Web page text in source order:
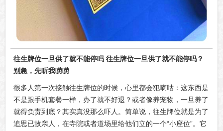
往生牌位一旦供了就不能停吗 往生牌位一旦供了就不能停吗？
别急，先听我唠唠
很多人第一次接触往生牌位的时候，心里都会犯嘀咕：这东西是
不是跟手机套餐一样，办了就不好退？或者像养宠物，一旦养了
就得负责到底？其实真没那么吓人。简单说，往生牌位就是为了
追思已故亲人，在寺院或者道场里给他们立的一个“小座位”。它